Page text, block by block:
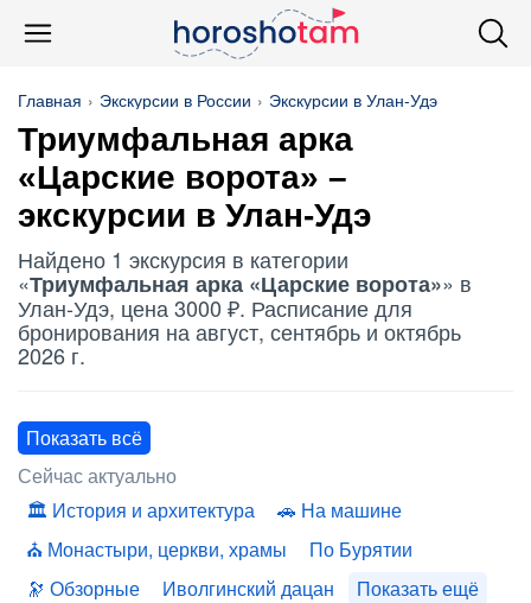
Главная Экскурсии в России Экскурсии в Улан-Удэ
Триумфальная арка
«Царские ворота» –
экскурсии в Улан-Удэ
Найдено 1 экскурсия в категории
«Триумфальная арка «Царские ворота»» в
Улан-Удэ, цена 3000 ₽. Расписание для
бронирования на август, сентябрь и октябрь
2026 г.
Показать всё
Сейчас актуально
История и архитектура
На машине
Монастыри, церкви, храмы
По Бурятии
Обзорные
Иволгинский дацан Показать ещё